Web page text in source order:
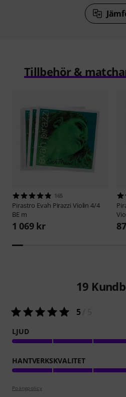
Tillbehör &
165
Pirastro Evah Pirazzi Violin 4/4
BE m
1 069 kr
19
5/ 5
LJUD
HANTVERKSKVALITET
Poängpolicy